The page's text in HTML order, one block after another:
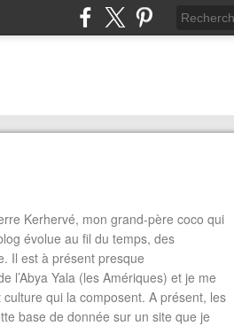
Kerhervé, mon grand-père coco qui
évolue au fil du temps, des
Il est à présent presque
l’Abya Yala (les Amériques) et je me
qui la composent. A présent, les
base de donnée sur un site que je